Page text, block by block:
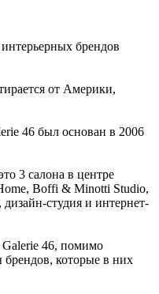
брендов
от Америки,
46 был основан в 2006
3 салона в центре
Boffi & Minotti Studio,
студия и интернет-
46, помимо
брендов, которые в них